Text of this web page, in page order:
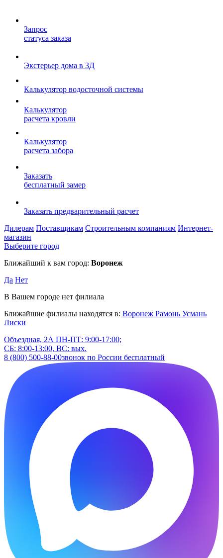
Запрос
статуса заказа
Экстерьер дома в 3Д
Калькулятор водосточной системы
Калькулятор
расчета кровли
Калькулятор
расчета забора
Заказать
бесплатный замер
Заказать предварительный расчет
Дилерам Поставщикам Строительным компаниям Интернет-
магазин
Выберите город
Ближайший к вам город: Воронеж
Да Нет
В Вашем городе нет филиала
Ближайшие филиалы находятся в: Воронеж Рамонь Усмань
Лиски
Объездная, 2А ПН-ПТ: 9:00-17:00;
СБ: 8:00-13:00, ВС: вых.
8 (800) 500-88-00звонок по России бесплатный